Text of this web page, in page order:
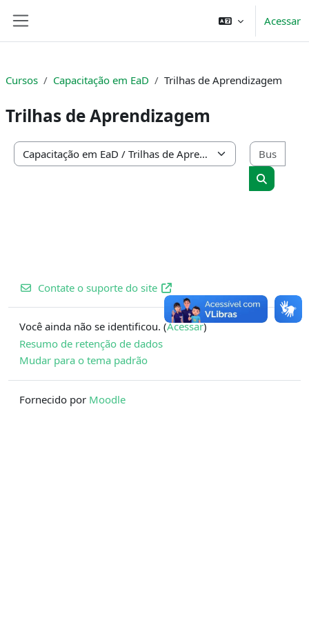
Acessar
Cursos Capacitação em EaD Trilhas de Aprendizagem
Trilhas de Aprendizagem
Categorias de Cursos
Buscar
Contate o suporte do site
Você ainda não se identificou. (Acessar)
Resumo de retenção de dados
Mudar para o tema padrão
Fornecido por Moodle